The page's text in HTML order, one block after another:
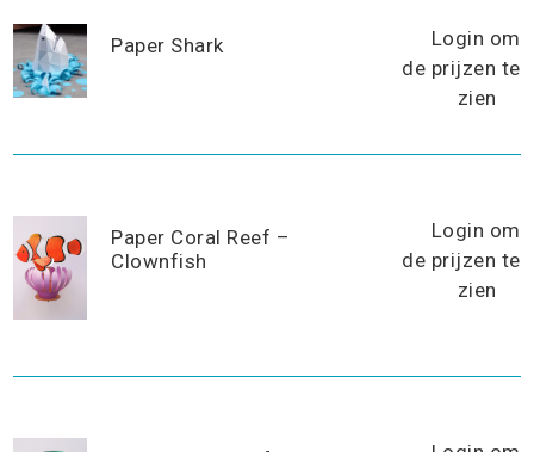
Paper Shark
Login om
de prijzen te
zien
Paper Coral Reef –
Clownfish
Login om
de prijzen te
zien